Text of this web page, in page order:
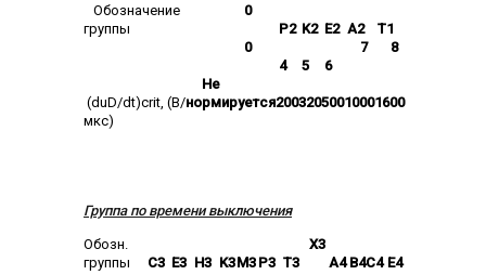
Обозначение
группы
0
P2 K2 E2 A2
T1
0
4
5 6
7 8
(duD/dt)crit, (B/
мкс)
Не
нормируется20032050010001600
Группа по времени выключения
Обозн.
группы
C3 E3 H3 K3M3 P3 T3
X3
A4B4C4 E4